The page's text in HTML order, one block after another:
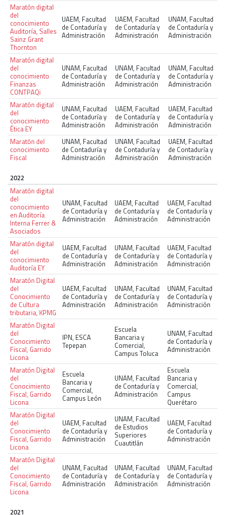
Maratón digital
del
conocimiento
Auditoría, Salles
Sainz Grant
Thornton
UAEM, Facultad
de Contaduría y
Administración
UAEM, Facultad
de Contaduría y
Administración
UNAM, Facultad
de Contaduría y
Administración
Maratón digital
del
conocimiento
Finanzas
CONTPAQi
UNAM, Facultad
de Contaduría y
Administración
UNAM, Facultad
de Contaduría y
Administración
UNAM, Facultad
de Contaduría y
Administración
Maratón digital
del
conocimiento
Ética EY
UNAM, Facultad
de Contaduría y
Administración
UAEM, Facultad
de Contaduría y
Administración
UAEM, Facultad
de Contaduría y
Administración
Maratón del
conocimiento
Fiscal
UNAM, Facultad
de Contaduría y
Administración
UNAM, Facultad
de Contaduría y
Administración
UAEM, Facultad
de Contaduría y
Administración
2022
Maratón digital
del
conocimiento
en Auditoría
Interna Ferrer &
Asociados
UNAM, Facultad
de Contaduría y
Administración
UAEM, Facultad
de Contaduría y
Administración
UAEM, Facultad
de Contaduría y
Administración
Maratón digital
del
conocimiento
Auditoría EY
UAEM, Facultad
de Contaduría y
Administración
UNAM, Facultad
de Contaduría y
Administración
UAEM, Facultad
de Contaduría y
Administración
Maratón Digital
del
Conocimiento
de Cultura
tributaria, KPMG
UAEM, Facultad
de Contaduría y
Administración
UNAM, Facultad
de Contaduría y
Administración
UNAM, Facultad
de Contaduría y
Administración
Maratón Digital
del
Conocimiento
Fiscal, Garrido
Licona
IPN, ESCA
Tepepan
Escuela
Bancaria y
Comercial,
Campus Toluca
UNAM, Facultad
de Contaduría y
Administración
Maratón Digital
del
Conocimiento
Fiscal, Garrido
Licona
Escuela
Bancaria y
Comercial,
Campus León
UNAM, Facultad
de Contaduría y
Administración
Escuela
Bancaria y
Comercial,
Campus
Querétaro
Maratón Digital
del
Conocimiento
Fiscal, Garrido
Licona
UAEM, Facultad
de Contaduría y
Administración
UNAM, Facultad
de Estudios
Superiores
Cuautitlán
UAEM, Facultad
de Contaduría y
Administración
Maratón Digital
del
Conocimiento
Fiscal, Garrido
Licona
UNAM, Facultad
de Contaduría y
Administración
UNAM, Facultad
de Contaduría y
Administración
UNAM, Facultad
de Contaduría y
Administración
2021